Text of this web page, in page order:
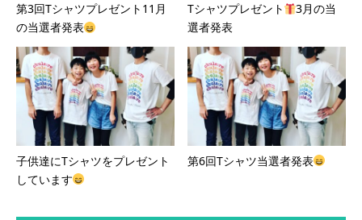
第3回Tシャツプレゼント11月
の当選者発表
Tシャツプレゼント
3月の当
選者発表
子供達にTシャツをプレゼント
しています
第6回Tシャツ当選者発表